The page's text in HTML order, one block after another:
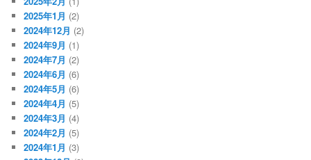
2025年1月 (2)
2024年12月 (2)
2024年9月 (1)
2024年7月 (2)
2024年6月 (6)
2024年5月 (6)
2024年4月 (5)
2024年3月 (4)
2024年2月 (5)
2024年1月 (3)